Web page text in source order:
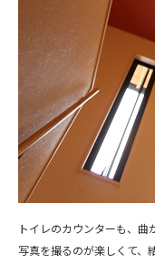
トイレのカウンターも、曲
写真を撮るのが楽しくて、